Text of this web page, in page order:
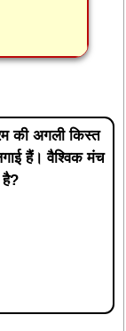
की अगली किस्त
हैं। वैश्विक मंच
है?